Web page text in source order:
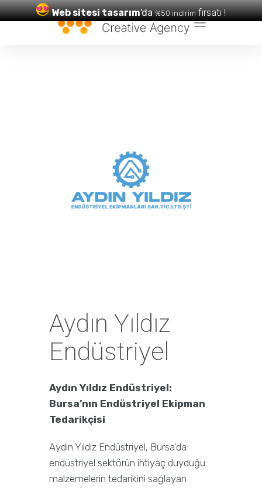
Web sitesi tasarım'da %50 indirim fırsatı !
Web TasarımveSEOHizmetleri
Aydın Yıldız
Endüstriyel
Aydın Yıldız Endüstriyel:
Bursa’nın Endüstriyel Ekipman
Tedarikçisi
Aydın Yıldız Endüstriyel, Bursa’da
endüstriyel sektörün ihtiyaç duyduğu
malzemelerin tedarikini sağlayan